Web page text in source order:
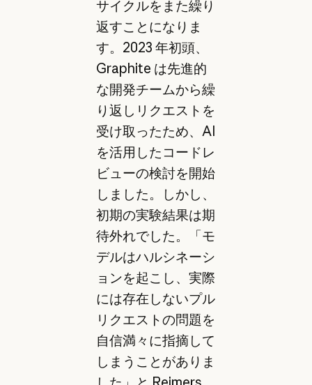
サイクルをまた繰り
返すことになりま
す。2023 年初頭、
Graphite は先進的
な開発チームから繰
り返しリクエストを
受け取ったため、AI
を活用したコードレ
ビューの検討を開始
しました。しかし、
初期の実験結果は期
待外れでした。「モ
デルはハルシネーシ
ョンを起こし、実際
には存在しないプル
リクエストの問題を
自信満々に指摘して
しまうことがありま